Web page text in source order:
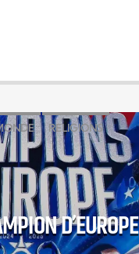
RELIGIONS
D’EUROPE